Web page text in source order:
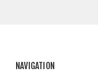
NAVIGATION